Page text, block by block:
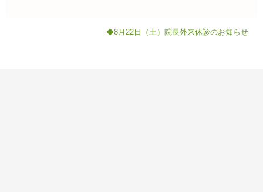
◆8月22日（土）院長外来休診のお知らせ